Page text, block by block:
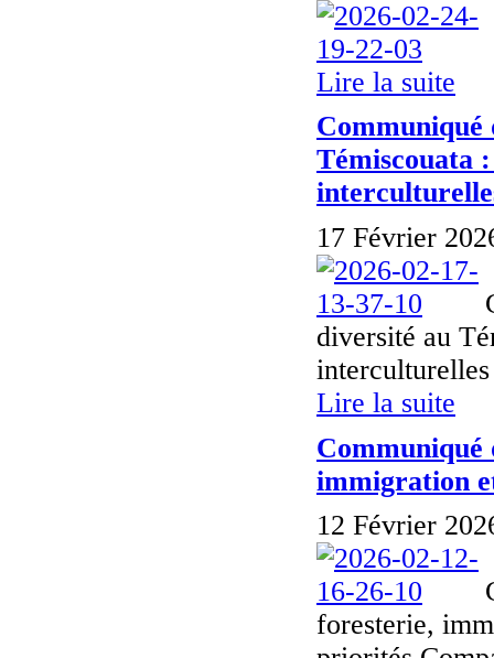
Lire la suite
Communiqué
Témiscouata
17 Février
diversité au
Lire la suite
Communiqué
immigration
12 Février
foresterie,